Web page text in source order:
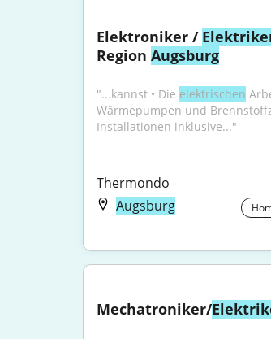
Elektroniker /
Region Augsburg
"...kannst • Die elektrischen
Wärmepumpen und
Installationen inklusive..."
Thermondo
Augsburg
Mechatroniker/